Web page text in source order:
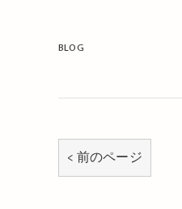
BLOG
< 前のページ